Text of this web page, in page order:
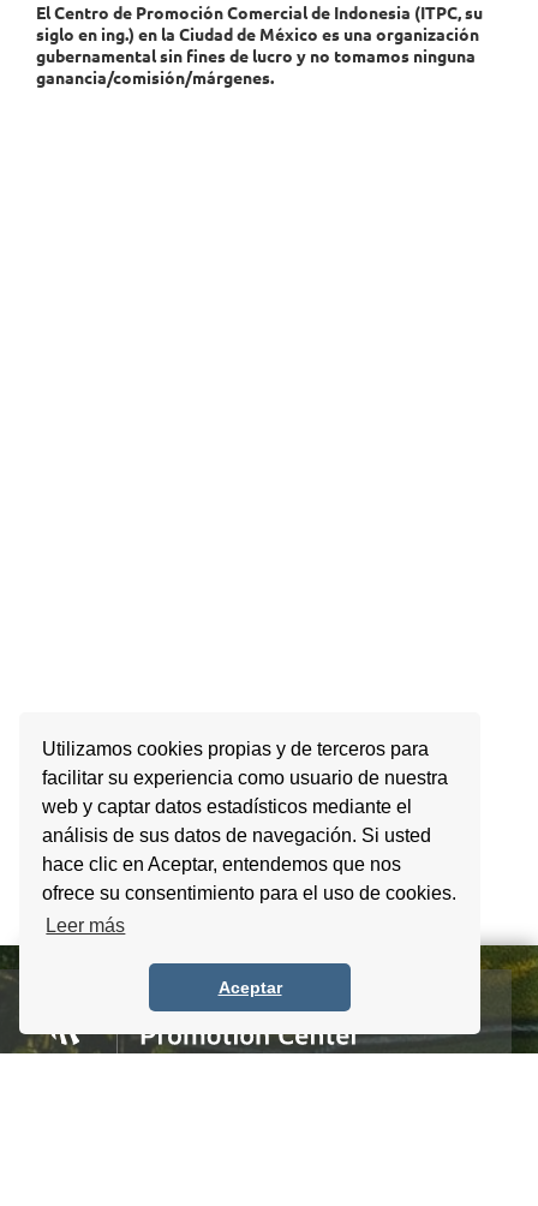
Utilizamos cookies propias y de terceros para
facilitar su experiencia como usuario de nuestra
web y captar datos estadísticos mediante el
análisis de sus datos de navegación. Si usted
hace clic en Aceptar, entendemos que nos
ofrece su consentimiento para el uso de cookies.
Leer más
Aceptar
El Centro de Promoción Comercial de Indonesia (ITPC, su
siglo en ing.) en la Ciudad de México es una organización
gubernamental sin fines de lucro y no tomamos ninguna
ganancia/comisión/márgenes.